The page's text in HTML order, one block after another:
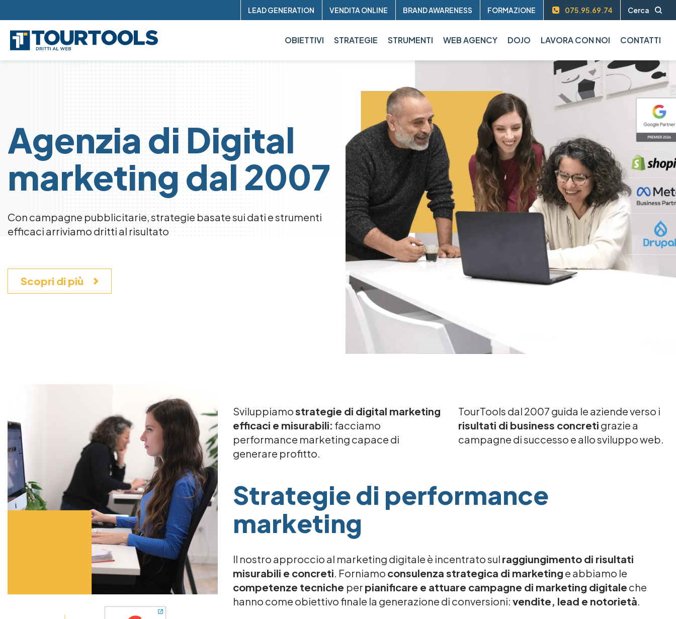
Agenzia di Digital
marketing dal 2007
Con campagne pubblicitarie, strategie basate sui dati e strumenti
efficaci arriviamo dritti al risultato
Scopri di più
Sviluppiamostrategie di digital marketing
efficaci e misurabili: facciamo
performance marketing capace di
generare profitto.
TourTools dal 2007 guida le aziende verso i
risultati di business concreti grazie a
campagne di successo e allo sviluppo web.
Strategie di performance
marketing
Il nostro approccio al marketing digitale è incentrato sul raggiungimento di risultati
misurabili e concreti. Forniamo consulenza strategica di marketing e abbiamo le
competenze tecniche per pianificare e attuare campagne di marketing digitale che
hanno come obiettivo finale la generazione di conversioni: vendite, lead e notorietà.
Header
sup
LEAD GENERATION VENDITA ONLINE BRAND AWARENESS FORMAZIONE 075.95.69.74 Cerca
OBIETTIVI STRATEGIE STRUMENTI WEB AGENCY DOJO LAVORA CON NOI CONTATTI